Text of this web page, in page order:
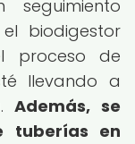
biodigestor
proceso de
llevando a
Además, se
tuberías en